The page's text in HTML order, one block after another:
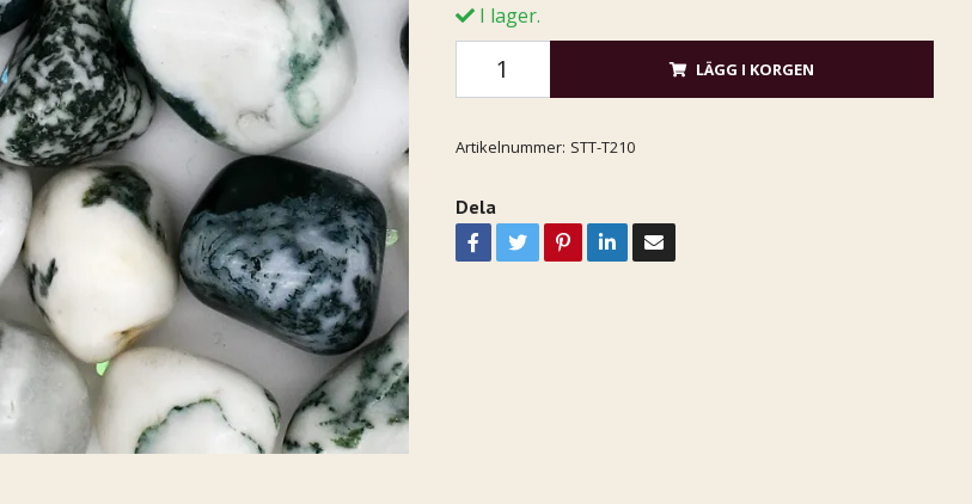
I lager.
LÄGG I KORGEN
Artikelnummer: STT-T210
Dela